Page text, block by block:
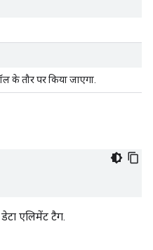
के तौर पर किया जाएगा.
एलिमेंट टैग.